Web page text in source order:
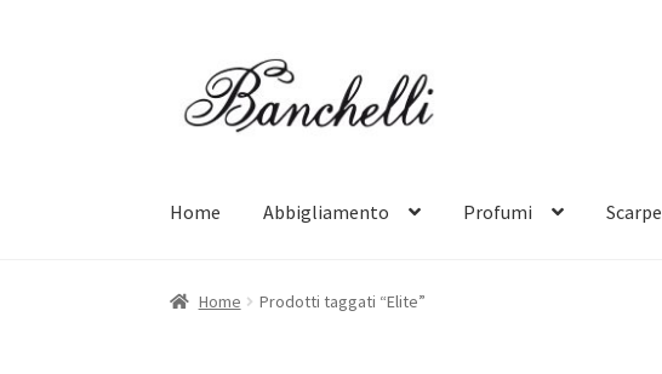
alla
navigazione
contenuto
Home Abbigliamento Profumi Scarpe
Home Prodotti taggati “Elite”